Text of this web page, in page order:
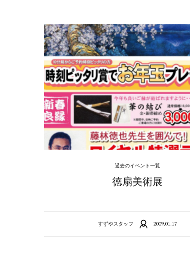
過去のイベント一覧
徳扇美術展
すずやスタッフ 2009.01.17